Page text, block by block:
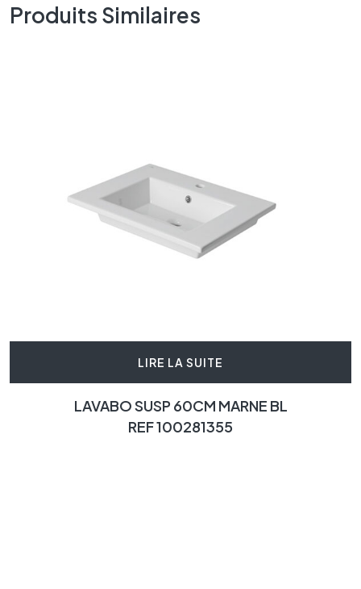
Produits Similaires
LIRE LA SUITE
LAVABO SUSP 60CM MARNE BL
REF 100281355